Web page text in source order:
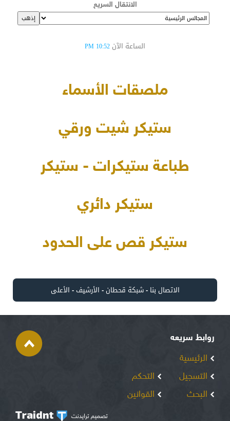
الانتقال السريع
الساعة الآن 10:52 PM
ملصقات الأسماء
ستيكر شيت ورقي
طباعة ستيكرات - ستيكر
ستيكر دائري
ستيكر قص على الحدود
الاتصال بنا -شبكة قحطان- الأرشيف- الأعلى
روابط سريعه
الرئيسية
التسجيل
البحث
التحكم
القوانين